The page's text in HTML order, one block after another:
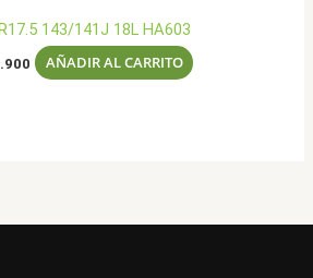
143/141J 18L HA603
El
precio
AÑADIR AL CARRITO